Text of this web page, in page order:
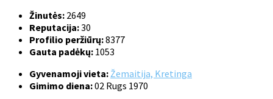
Žinutės: 2649
Reputacija:30
Profilio peržiūrų:8377
Gauta padėkų: 1053
Gyvenamoji vieta:Žemaitija, Kretinga
Gimimo diena:02 Rugs 1970